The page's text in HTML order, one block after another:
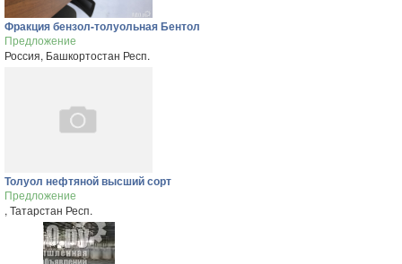
Фракция бензол-толуольная Бентол
Предложение
Россия, Башкортостан Респ.
Толуол нефтяной высший сорт
Предложение
, Татарстан Респ.